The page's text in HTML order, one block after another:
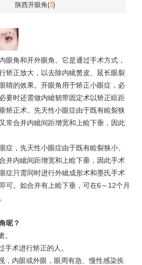
陕西开眼角(3)
眼角和开外眼角。它是通过手术方式，
矫正放大，以去除内眦赘皮、延长眼裂
睛的效果。开眼角用于矫正小眼症，必
要时还需做内眦韧带固定术以矫正眶距
矫正术。先天性小眼症由于既有睑裂狭
常合并内眦间距增宽和上睑下垂，因此
症，先天性小眼症由于既有睑裂狭小、
并内眦间距增宽和上睑下垂，因此手术
症只需同时进行外眦成形术和墨氏手术
可。如合并有上睑下垂，可在6～12个月
呢？
。
手术进行矫正的人。
，内眼或外眼，眼周有急、慢性感染疾